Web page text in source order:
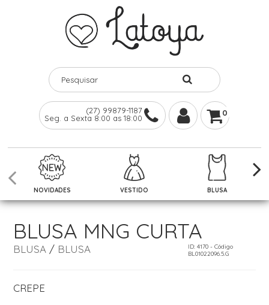
(27) 99879-1187
Seg. a Sexta 8:00 as 18:00
0
NOVIDADES VESTIDO BLUSA
BLUSA MNG CURTA
BLUSA/ BLUSA
ID: 4170 - Código
BL01022096.5.G
CREPE